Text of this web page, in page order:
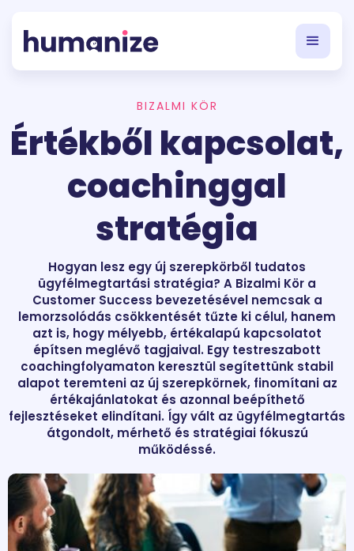
BIZALMI KÖR
Értékből kapcsolat,
coachinggal
stratégia
Hogyan lesz egy új szerepkörből tudatos
ügyfélmegtartási stratégia? A Bizalmi Kör a
Customer Success bevezetésével nemcsak a
lemorzsolódás csökkentését tűzte ki célul, hanem
azt is, hogy mélyebb, értékalapú kapcsolatot
építsen meglévő tagjaival. Egy testreszabott
coachingfolyamaton keresztül segítettünk stabil
alapot teremteni az új szerepkörnek, finomítani az
értékajánlatokat és azonnal beépíthető
fejlesztéseket elindítani. Így vált az ügyfélmegtartás
átgondolt, mérhető és stratégiai fókuszú
működéssé.